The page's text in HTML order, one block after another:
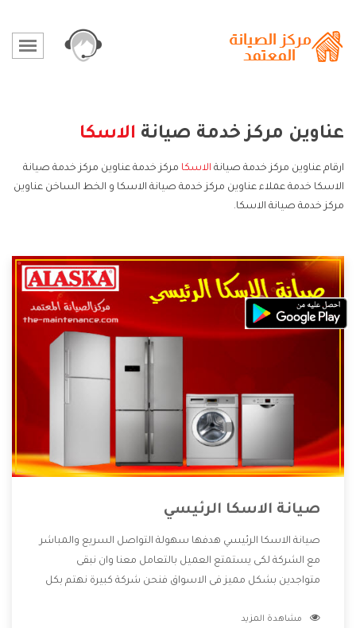
عناوين مركز خدمة صيانة الاسكا
ارقام عناوين مركز خدمة صيانة الاسكا مركز خدمة عناوين مركز خدمة صيانة
الاسكا خدمة عملاء عناوين مركز خدمة صيانة الاسكا و الخط الساخن عناوين
مركز خدمة صيانة الاسكا.
صيانة الاسكا الرئيسي
صيانة الاسكا الرئيسي هدفها سهولة التواصل السريع والمباشر
مع الشركة لكى يستمتع العميل بالتعامل معنا وان نبقى
متواجدين بشكل مميز فى الاسواق فنحن شركة كبيرة نهتم بكل
الشركة بها والتى تكون منها خدمة الصيانة التى تكون من أهم
مشاهدة المزيد